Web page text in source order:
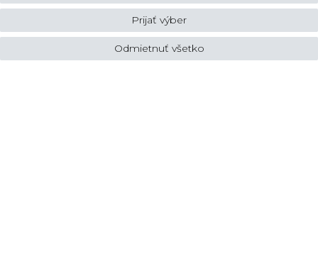
Kontakt Legálne
Prijať výber
Odmietnuť všetko